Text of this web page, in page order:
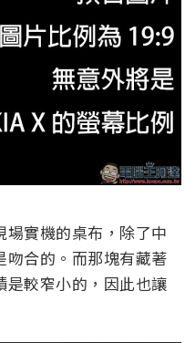
場實機的桌布，除了中
吻合的。而那塊有藏著
是較窄小的，因此也讓